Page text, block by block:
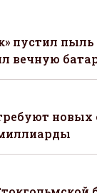
пустил
вечную
новых